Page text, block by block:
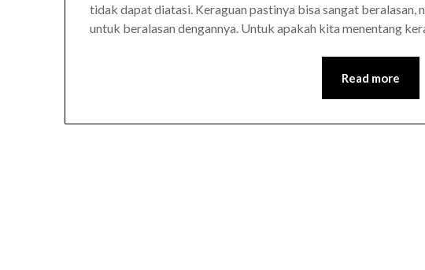
tidak dapat diatasi. Keraguan pastinya bisa sangat beralasan,
untuk beralasan dengannya. Untuk apakah kita menentang
Read more